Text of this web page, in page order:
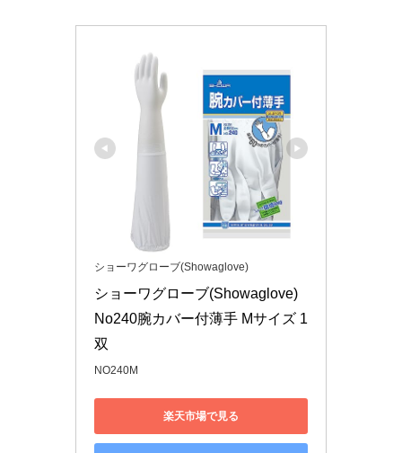
ショーワグローブ(Showaglove)
ショーワグローブ(Showaglove)
No240腕カバー付薄手 Mサイズ 1
双
NO240M
楽天市場で見る